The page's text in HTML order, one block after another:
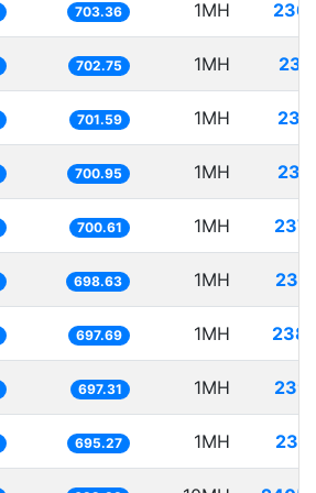
703.36 1MH
702.75 1MH
701.59 1MH
700.95 1MH
700.61 1MH
698.63 1MH
697.69 1MH
697.31 1MH
695.27 1MH